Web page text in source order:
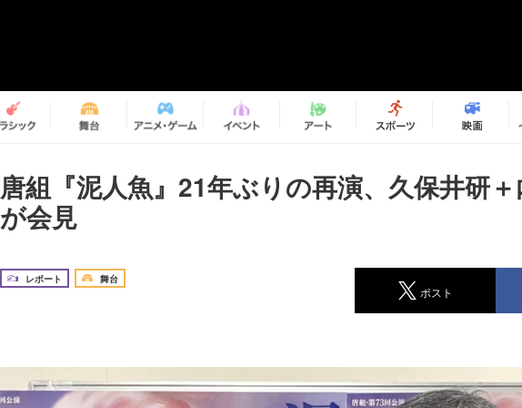
唐組『泥人魚』21年ぶりの再演、久保井研
が会見
レポート 舞台
ポスト